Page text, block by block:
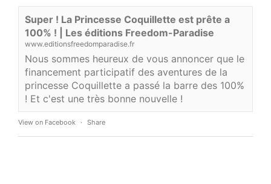
Super ! La Princesse Coquillette est prête a
100% ! | Les éditions Freedom-Paradise
www.editionsfreedomparadise.fr
Nous sommes heureux de vous annoncer que le
financement participatif des aventures de la
princesse Coquillette a passé la barre des 100%
! Et c'est une très bonne nouvelle !
View on Facebook · Share